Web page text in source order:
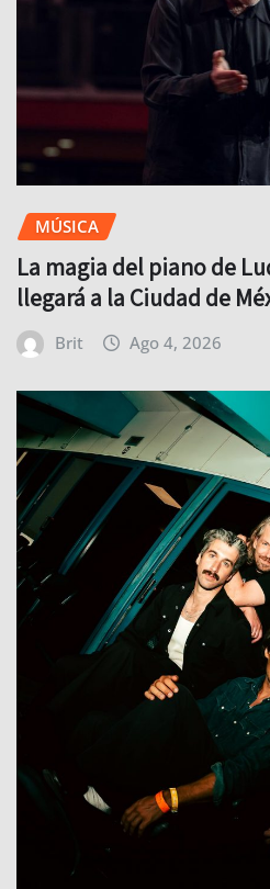
MÚSICA
La magia del piano de
llegará a la Ciudad de
Brit Ago 4, 2026